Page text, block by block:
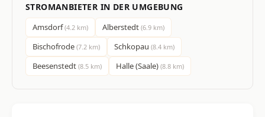
STROMANBIETER IN DER UMGEBUNG
Amsdorf(4.2 km) Alberstedt (6.9 km)
Bischofrode (7.2 km) Schkopau (8.4 km)
Beesenstedt (8.5 km) Halle (Saale) (8.8 km)